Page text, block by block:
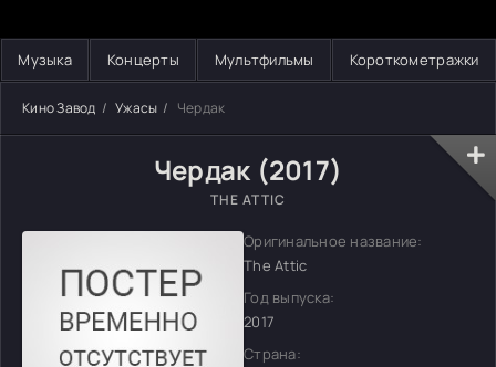
Музыка Концерты Мультфильмы Короткометражки
Кино Завод Ужасы Чердак
Чердак (2017)
THE ATTIC
Оригинальное название:
The Attic
Год выпуска:
2017
Страна: